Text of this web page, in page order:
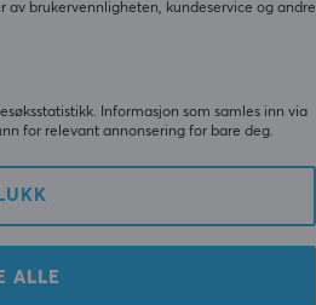
brukervennligheten, kundeservice og andre
Informasjon som samles inn via
for relevant annonsering for bare deg.
ALLE